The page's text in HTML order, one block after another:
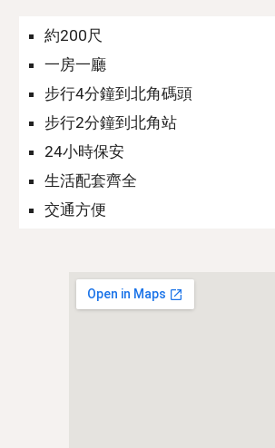
約200尺
一房一廳
步行4分鐘到北角碼頭
步行2分鐘到北角站
24小時保安
生活配套齊全
交通方便